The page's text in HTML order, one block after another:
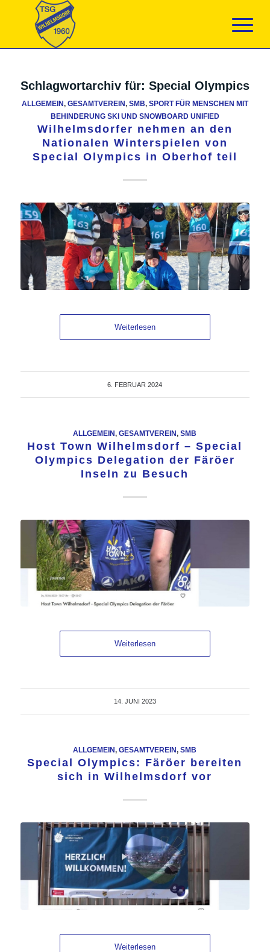
Schlagwortarchiv für: Special Olympics
ALLGEMEIN, GESAMTVEREIN, SMB, SPORT FÜR MENSCHEN MIT
BEHINDERUNG SKI UND SNOWBOARD UNIFIED
Wilhelmsdorfer nehmen an den
Nationalen Winterspielen von
Special Olympics in Oberhof teil
Weiterlesen
6. FEBRUAR 2024
ALLGEMEIN,GESAMTVEREIN,SMB
Host Town Wilhelmsdorf – Special
Olympics Delegation der Färöer
Inseln zu Besuch
Weiterlesen
14. JUNI 2023
ALLGEMEIN,GESAMTVEREIN,SMB
Special Olympics: Färöer bereiten
sich in Wilhelmsdorf vor
Weiterlesen